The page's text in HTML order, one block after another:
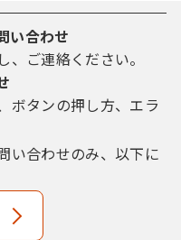
い合わせ
ご連絡ください。
ボタンの押し方、エラ
い合わせのみ、以下に